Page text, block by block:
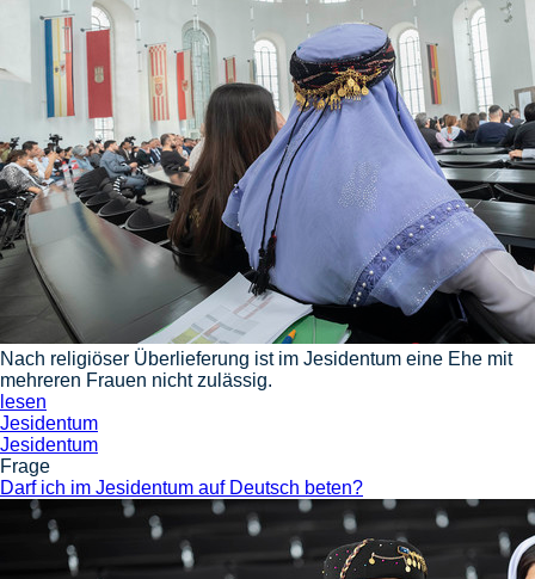
Nach religiöser Überlieferung ist im Jesidentum eine Ehe mit
mehreren Frauen nicht zulässig.
lesen
Jesidentum
Jesidentum
Frage
Darf ich im Jesidentum auf Deutsch beten?